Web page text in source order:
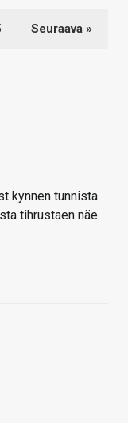
Seuraava »
kynnen tunnista
tihrustaen näe